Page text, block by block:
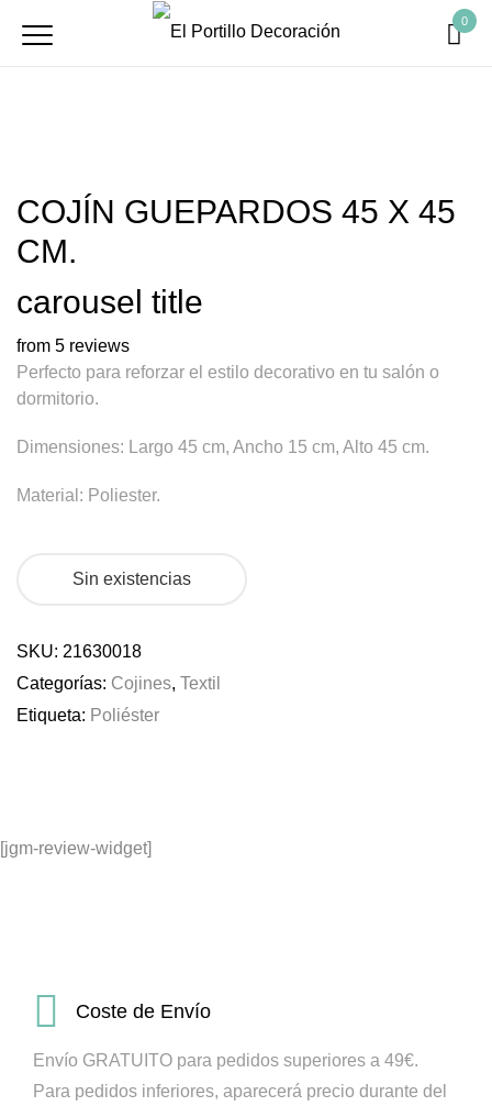
0
COJÍN GUEPARDOS 45 X 45
CM.
carousel title
from 5 reviews
Perfecto para reforzar el estilo decorativo en tu salón o
dormitorio.
Dimensiones: Largo 45 cm, Ancho 15 cm, Alto 45 cm.
Material: Poliester.
Sin existencias
SKU: 21630018
Categorías: Cojines, Textil
Etiqueta: Poliéster
[jgm-review-widget]
Coste de Envío
Envío GRATUITO para pedidos superiores a 49€.
Para pedidos inferiores, aparecerá precio durante del